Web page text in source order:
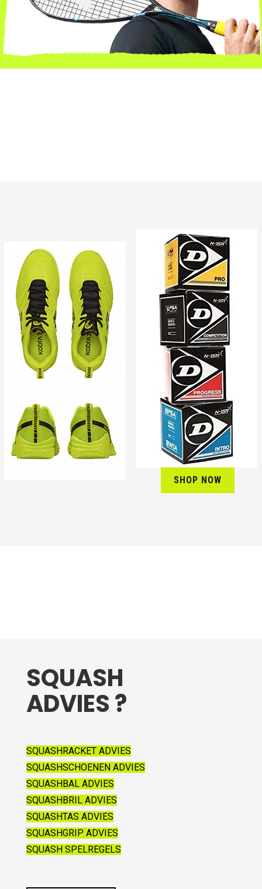
SHOP NOW
SQUASH
ADVIES ?
SQUASHRACKET ADVIES
SQUASHSCHOENEN ADVIES
SQUASHBAL ADVIES
SQUASHBRIL ADVIES
SQUASHTAS ADVIES
SQUASHGRIP ADVIES
SQUASH SPELREGELS